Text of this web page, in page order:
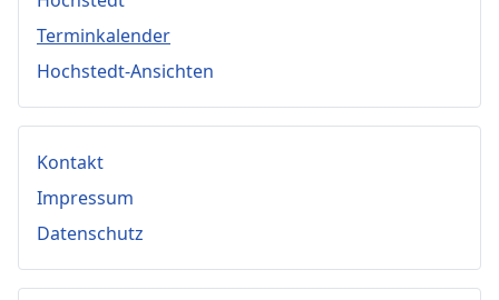
Terminkalender
Hochstedt-Ansichten
Kontakt
Impressum
Datenschutz